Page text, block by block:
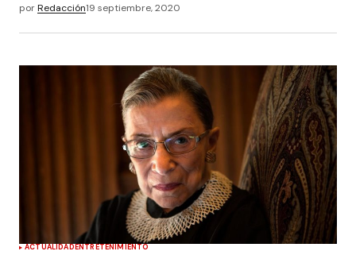
porRedacción19 septiembre, 2020
ACTUALIDAD ENTRETENIMIENTO